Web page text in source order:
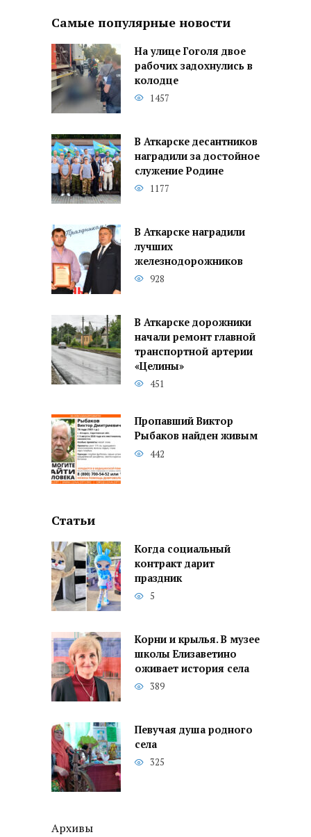
Самые популярные новости
На улице Гоголя двое
рабочих задохнулись в
колодце
1457
В Аткарске десантников
наградили за достойное
служение Родине
1177
В Аткарске наградили
лучших
железнодорожников
928
В Аткарске дорожники
начали ремонт главной
транспортной артерии
«Целины»
451
Пропавший Виктор
Рыбаков найден живым
442
Статьи
Когда социальный
контракт дарит
праздник
5
Корни и крылья. В музее
школы Елизаветино
оживает история села
389
Певучая душа родного
села
325
Архивы